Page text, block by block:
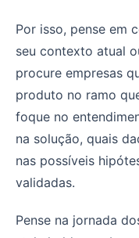
Por isso, pense em
seu contexto atual
procure empresas
produto no ramo
foque no
na solução, quais
nas possíveis
validadas.
Pense na jornada